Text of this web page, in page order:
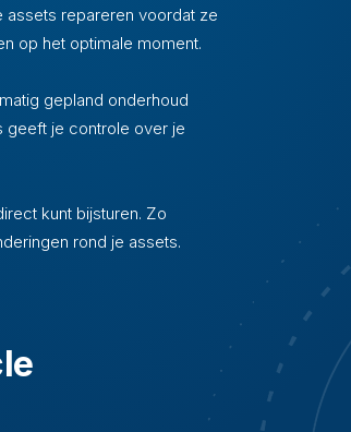
assets repareren voordat ze
op het optimale moment.
gepland onderhoud
geeft je controle over je
kunt bijsturen. Zo
rond je assets.